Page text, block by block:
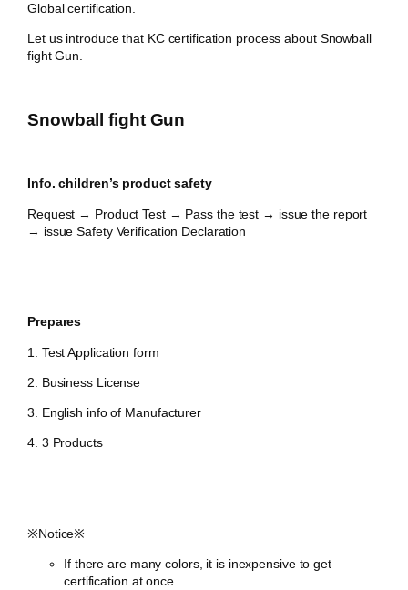
Global certification.
Let us introduce that KC certification process about Snowball
fight Gun.
Snowball fight Gun
Info. children’s product safety ​
Request → Product Test → Pass the test → issue the report
→ issue Safety Verification Declaration
Prepares
1. Test Application form
2. Business License
3. English info of Manufacturer
4. 3 Products
※Notice※
If there are many colors, it is inexpensive to get
certification at once.